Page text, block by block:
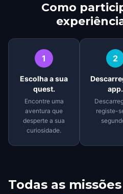
Como
1
Escolha a sua
quest.
Encontre uma
aventura que
desperte a sua
curiosidade.
2
app.
registe-
Todas as